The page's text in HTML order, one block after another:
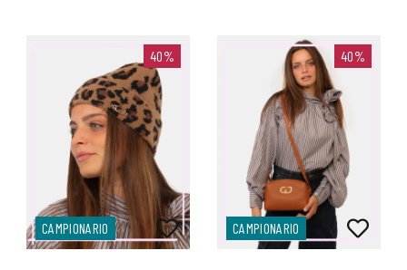
40%
CAMPIONARIO
40%
CAMPIONARIO